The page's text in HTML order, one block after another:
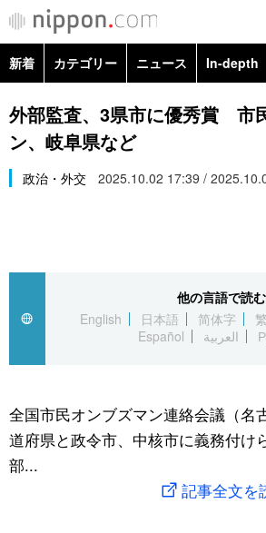
カテゴリー
経済・ビジネス
国際
文化
トップ
アーカイブ
In-depth
Japan Data
動画/Live
新着 カテゴリー ニュース In-depth
政治・外交
経済・ビジネス
スポーツ・東京2020
外部監査、3県市に優秀賞 市
ン、岐阜県など
政治・外交 2025.10.02 17:39 /
他の言語で読む
English
日本語 简体字
Español
العربية
全国市民オンブズマン連絡会議（名
道府県と政令市、中核市に義務付け
部...
記事全文を